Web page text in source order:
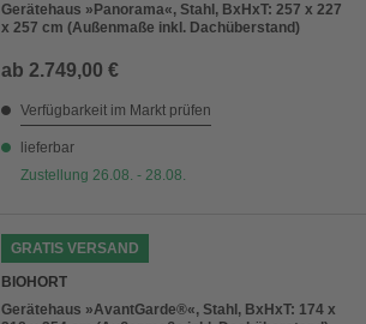
Gerätehaus »Panorama«, Stahl, BxHxT: 257 x 227
x 257 cm (Außenmaße inkl. Dachüberstand)
ab 2.749,00 €
Verfügbarkeit im Markt prüfen
lieferbar
Zustellung 26.08. - 28.08.
GRATIS VERSAND
BIOHORT
Gerätehaus »AvantGarde®«, Stahl, BxHxT: 174 x